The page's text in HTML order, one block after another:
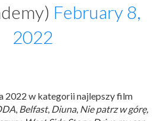
February 8,
2022
2022 w kategorii najlepszy film
Belfast, Diuna, Nie patrz w górę,